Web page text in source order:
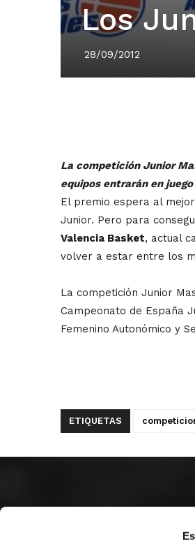
Los
28/09/2012
La competición Junior
equipos entrarán en
El premio espera al
Junior. Pero para
Valencia Basket, actual
volver a estar entre los
La competición Junior
Campeonato de España
Femenino Autonómico y
ETIQUETAS